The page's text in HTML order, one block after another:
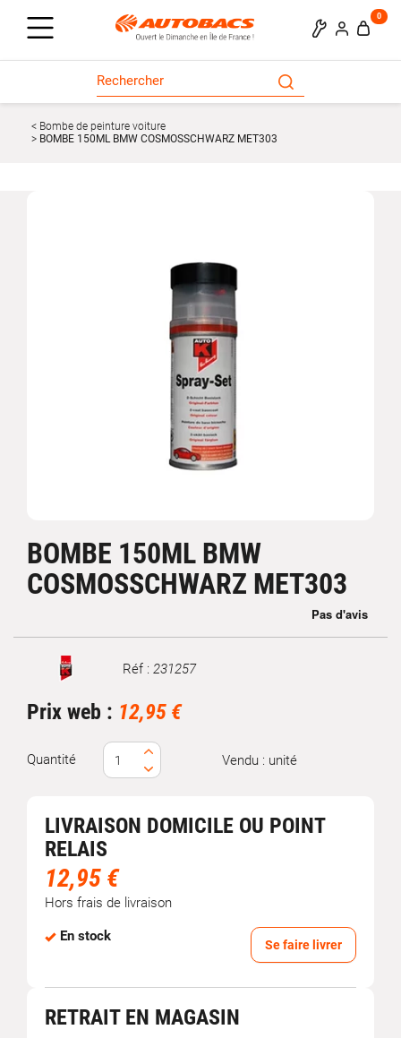
0
Bombe de peinture voiture
BOMBE 150ML BMW COSMOSSCHWARZ MET303
BOMBE 150ML BMW
COSMOSSCHWARZ MET303
Marque Réf : 231257
Prix web : 12,95 €
Quantité Vendu : unité
LIVRAISON DOMICILE OU POINT
RELAIS
12,95 €
Hors frais de livraison
En stock
Se faire livrer
RETRAIT EN MAGASIN